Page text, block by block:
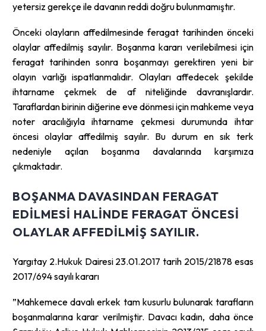
yetersiz gerekçe ile davanın reddi doğru bulunmamıştır.
Önceki olayların affedilmesinde feragat tarihinden önceki
olaylar affedilmiş sayılır. Boşanma kararı verilebilmesi için
feragat tarihinden sonra boşanmayı gerektiren yeni bir
olayın varlığı ispatlanmalıdır. Olayları affedecek şekilde
ihtarname çekmek de af niteliğinde davranışlardır.
Taraflardan birinin diğerine eve dönmesi için mahkeme veya
noter aracılığıyla ihtarname çekmesi durumunda ihtar
öncesi olaylar affedilmiş sayılır. Bu durum en sık terk
nedeniyle açılan boşanma davalarında karşımıza
çıkmaktadır.
BOŞANMA DAVASINDAN FERAGAT
EDILMESI HALINDE FERAGAT ÖNCESI
OLAYLAR AFFEDILMIŞ SAYILIR.
Yargıtay 2.Hukuk Dairesi 23.01.2017 tarih 2015/21878 esas
2017/694 sayılı kararı
”Mahkemece davalı erkek tam kusurlu bulunarak tarafların
boşanmalarına karar verilmiştir. Davacı kadın, daha önce